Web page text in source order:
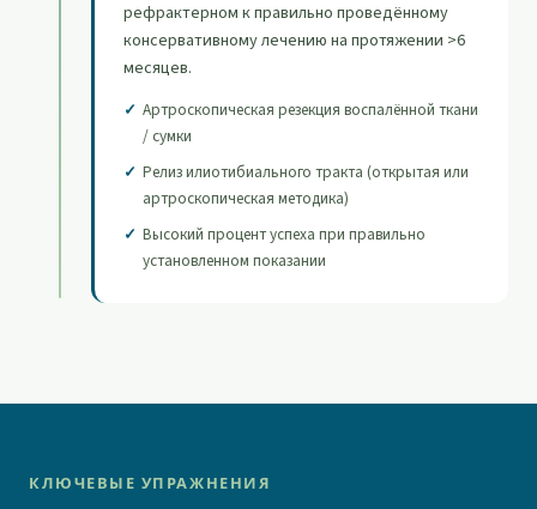
рефрактерном к правильно проведённому
консервативному лечению на протяжении >6
месяцев.
Артроскопическая резекция воспалённой ткани
/ сумки
Релиз илиотибиального тракта (открытая или
артроскопическая методика)
Высокий процент успеха при правильно
установленном показании
КЛЮЧЕВЫЕ УПРАЖНЕНИЯ